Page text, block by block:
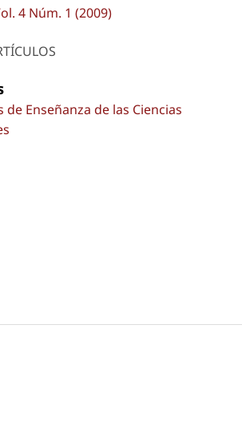
4 Núm. 1 (2009)
de Enseñanza de las Ciencias